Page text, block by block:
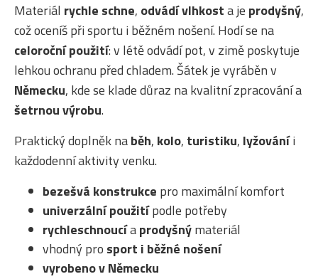
Materiál rychle schne, odvádí vlhkosta je prodyšný,
což oceníš při sportu i běžném nošení. Hodí se na
celoroční použití: v létě odvádí pot, v zimě poskytuje
lehkou ochranu před chladem. Šátek je vyráběn v
Německu, kde se klade důraz na kvalitní zpracování a
šetrnou výrobu.
Praktický doplněk naběh, kolo, turistiku, lyžováníi
každodenní aktivity venku.
bezešvá konstrukce pro maximální komfort
univerzální použitípodle potřeby
rychleschnoucíaprodyšnýmateriál
vhodný pro sport i běžné nošení
vyrobeno v Německu